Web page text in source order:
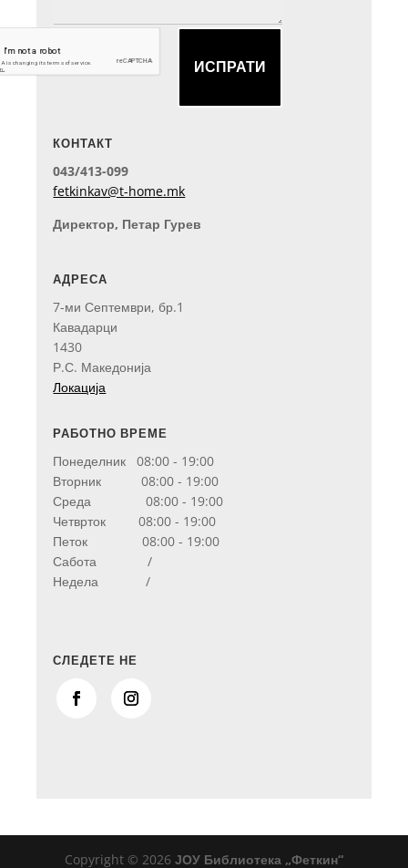
ИСПРАТИ
КОНТАКТ
043/413-099
fetkinkav@t-home.mk
Директор, Петар Гурев
АДРЕСА
7-ми Септември, бр.1
Кавадарци
1430
Р.С. Македонија
Локација
РАБОТНО ВРЕМЕ
Понеделник 08:00 - 19:00
Вторник 08:00 - 19:00
Среда 08:00 - 19:00
Четврток 08:00 - 19:00
Петок 08:00 - 19:00
Сабота /
Недела /
СЛЕДЕТЕ НЕ
Copyright © 2026 ЈОУ Библиотека „Феткин“